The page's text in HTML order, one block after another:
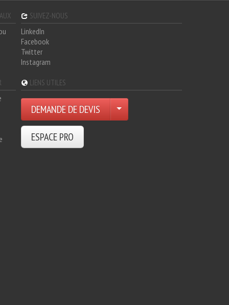
SUIVEZ-NOUS
LinkedIn
Facebook
Twitter
Instagram
LIENS UTILES
DEMANDE DE DEVIS
ESPACE PRO